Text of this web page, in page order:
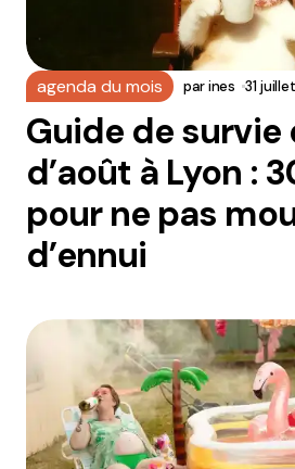
agenda du mois parines 31
Guide de survie
d’août à Lyon :
pour ne pas
d’ennui